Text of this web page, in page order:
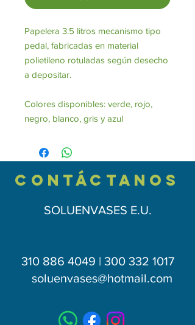
Papelera 3.5 litros mecanismo tipo
pedal, fabricadas en material
polietileno rotuladas según desecho
a depositar.
Colores disponibles: verde, rojo,
negro, blanco, gris y azul
contÁctAnos
SOLUENVASES E.U.
310 886 4049 | 300 332 1017
soluenvases@hotmail.com